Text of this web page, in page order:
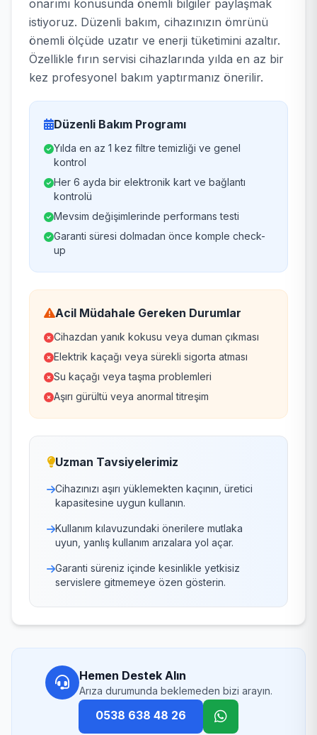
onarımı konusunda önemli bilgiler paylaşmak
istiyoruz. Düzenli bakım, cihazınızın ömrünü
önemli ölçüde uzatır ve enerji tüketimini azaltır.
Özellikle fırın servisi cihazlarında yılda en az bir
kez profesyonel bakım yaptırmanız önerilir.
Düzenli Bakım Programı
Yılda en az 1 kez filtre temizliği ve genel
kontrol
Her 6 ayda bir elektronik kart ve bağlantı
kontrolü
Mevsim değişimlerinde performans testi
Garanti süresi dolmadan önce komple check-
up
Acil Müdahale Gereken Durumlar
Cihazdan yanık kokusu veya duman çıkması
Elektrik kaçağı veya sürekli sigorta atması
Su kaçağı veya taşma problemleri
Aşırı gürültü veya anormal titreşim
Uzman Tavsiyelerimiz
Cihazınızı aşırı yüklemekten kaçının, üretici
kapasitesine uygun kullanın.
Kullanım kılavuzundaki önerilere mutlaka
uyun, yanlış kullanım arızalara yol açar.
Garanti süreniz içinde kesinlikle yetkisiz
servislere gitmemeye özen gösterin.
Hemen Destek Alın
Arıza durumunda beklemeden bizi arayın.
0538 638 48 26